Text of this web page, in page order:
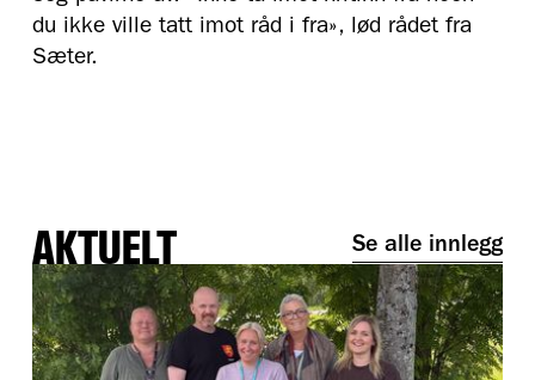
du ikke ville tatt imot råd i fra», lød rådet fra
Sæter.
AKTUELT Se alle innlegg